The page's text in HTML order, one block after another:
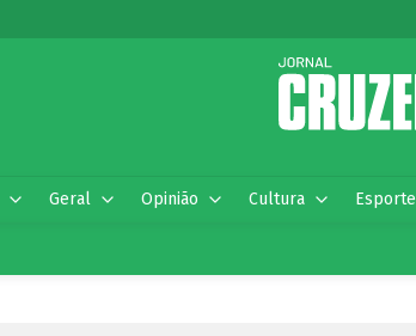
Geral Opinião Cultura Esporte